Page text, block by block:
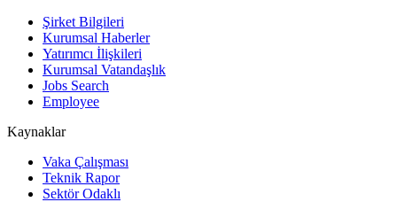
Şirket Bilgileri
Kurumsal Haberler
Yatırımcı İlişkileri
Kurumsal Vatandaşlık
Jobs Search
Employee
Kaynaklar
Vaka Çalışması
Teknik Rapor
Sektör Odaklı